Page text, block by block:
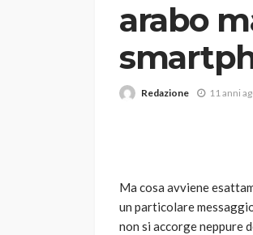
arabo
Redazione 11 anni
Ma cosa avviene
un particolare
non si accorge neppure
VARIE